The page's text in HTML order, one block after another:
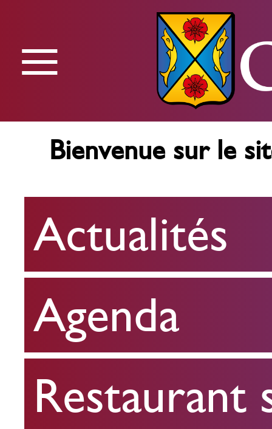
Menu
Actualités
Agenda
Restaurant
scolaire
Restaurant
≡
Bienvenue sur le
Actualités
Agenda
Restaurant